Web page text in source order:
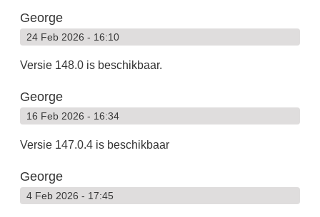
George
24 Feb 2026 - 16:10
Versie 148.0 is beschikbaar.
George
16 Feb 2026 - 16:34
Versie 147.0.4 is beschikbaar
George
4 Feb 2026 - 17:45